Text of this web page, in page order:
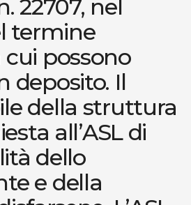
22707, nel
termine
possono
deposito. Il
della struttura
all’ASL di
dello
e della